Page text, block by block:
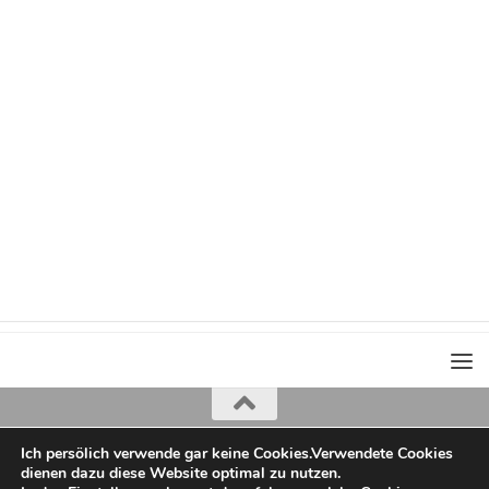
Iris Greiner
copyright 2022
Ich persölich verwende gar keine Cookies.Verwendete Cookies
dienen dazu diese Website optimal zu nutzen.